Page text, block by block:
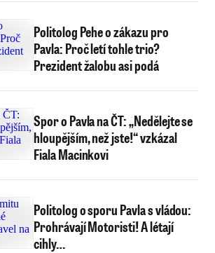
Politolog Pehe o zákazu pro
Pavla: Proč letí tohle trio?
Prezident žalobu asi podá
Spor o Pavla na ČT: „Nedělejte se
hloupějším, než jste!“ vzkázal
Fiala Macinkovi
Politolog o sporu Pavla s vládou:
Prohrávají Motoristi! A létají
cihly…